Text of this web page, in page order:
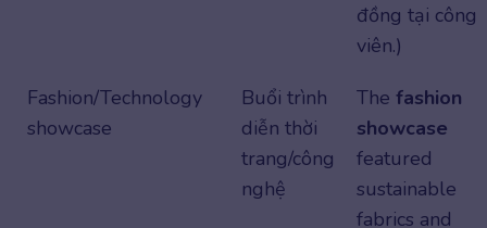
đồng tại công
viên.)
Fashion/Technology
showcase
Buổi trình
diễn thời
trang/công
nghệ
The fashion
showcase
featured
sustainable
fabrics and